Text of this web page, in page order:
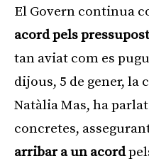
El Govern continua
acord pels
tan aviat com es
dijous, 5 de gener, la
Natàlia Mas, ha
concretes,
arribar a un acord